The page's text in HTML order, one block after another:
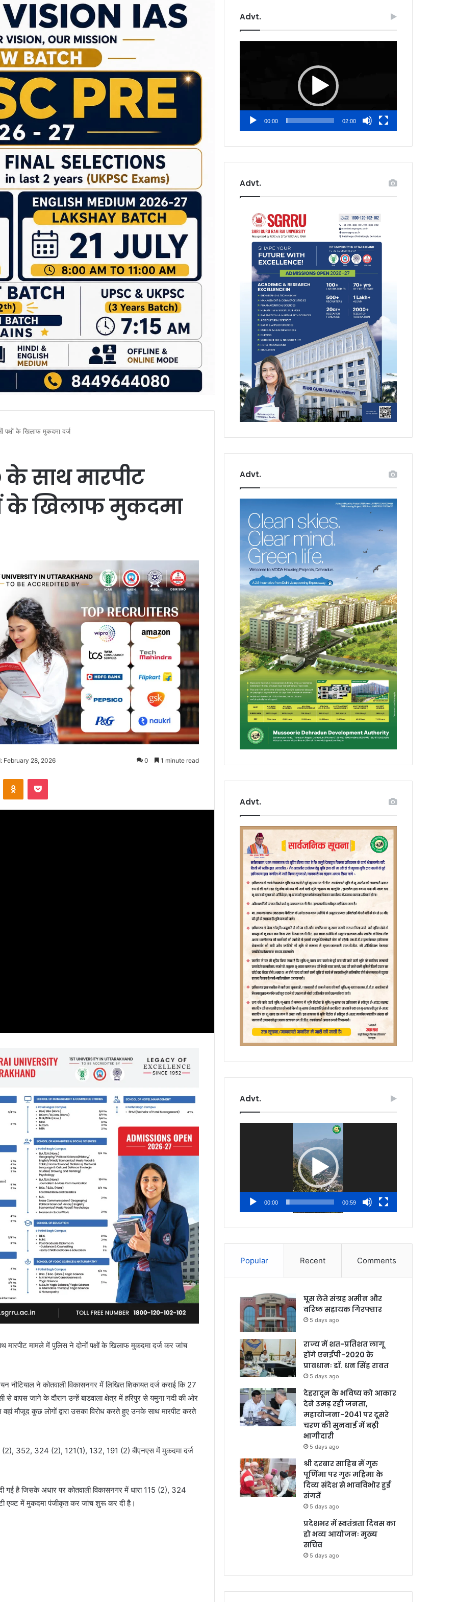
पक्षों के खिलाफ मुकदमा दर्ज
साथ मारपीट
के खिलाफ मुकदमा
February 28, 2026 0 1 minute read
मारपीट मामले में पुलिस ने दोनों पक्षों के खिलाफ मुकदमा दर्ज कर जांच
नौटियाल ने कोतवाली विकासनगर में लिखित शिकायत दर्ज कराई कि 27
जाने के दौरान उन्हें बाडवाला क्षेत्र में हरिपुर से यमुना नदी की ओर
मौजूद कुछ लोगों द्वारा उसका विरोध करते हुए उनके साथ मारपीट करते
(2), 352, 324 (2), 121(1), 132, 191 (2) बीएनएस में मुकदमा दर्ज
दी गई है जिसके अधार पर कोतवाली विकासनगर में धारा 115 (2), 324
एक्ट में मुकदमा पंजीकृत कर जांच शुरू कर दी है।
Advt.
00:00 02:00
Advt.
Advt.
Advt.
Advt.
00:00 00:59
Popular Recent Comments
घूस लेते संग्रह अमीन और
वरिष्ठ सहायक गिरफ्तार
5 days ago
राज्य में शत-प्रतिशत लागू
होंगे एनईपी-2020 के
प्रावधानः डाॅ. धन सिंह रावत
5 days ago
देहरादून के भविष्य को आकार
देने उमड़ रही जनता,
महायोजना-2041 पर दूसरे
चरण की सुनवाई में बढ़ी
भागीदारी
5 days ago
श्री दरबार साहिब में गुरु
पूर्णिमा पर गुरु महिमा के
दिव्य संदेश से भावविभोर हुई
संगतें
5 days ago
प्रदेशभर में स्वतंत्रता दिवस का
हो भव्य आयोजनः मुख्य
सचिव
5 days ago